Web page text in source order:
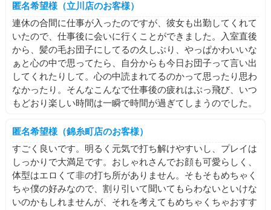
匿名希望様（立川店のお客様）
連休の合間に仕事が入ったのですが、彼女も出勤してくれて
いたので、仕事後に会いに行くことができました。入室直後
から、髪の毛お団子にしてるの久しぶり、やっぱかわいいな
ぁと心の中で思ってたら、自分からも今日お団子って言い出
してくれたりして。心の中読まれてるのかって思ったり思わ
なかったり。そんなこんなで仕事後の疲れはぶっ飛び、いつ
もどおり楽しい時間は一瞬で時間が過ぎてしまうのでした。
匿名希望様（錦糸町店のお客様）
すごく良いです。明るく元気で打ち解けやすいし、プレイは
しっかりで大満足です。おしゃれさんでお顔も可愛らしく、
体型はエロくて非の打ち所がありません。そもそもめちゃく
ちゃ僕の好みなので、割り引いて聞いてもらわないといけな
いのかもしれませんが、それを考えてもめちゃくちゃおすす